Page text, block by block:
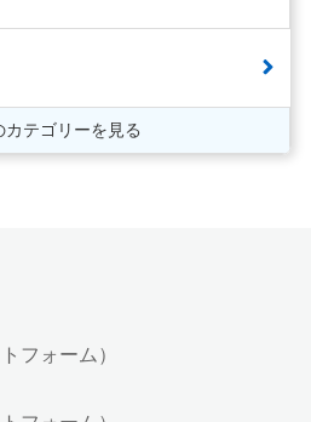
カテゴリーを見る
フォーム）